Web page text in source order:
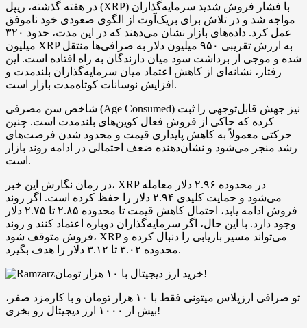
در هفته گذشته، ریپل (XRP) با فشار فروش شدید سرمایه‌گذاران
مواجه شد و در تلاش برای بریک‌آوت از الگوی صعودی خود ناموفق
عمل کرد. داده‌های بازار نشان می‌دهند که در این مدت، حدود ۳۲۰
میلیون XRP به ارزش تقریبی ۹۵۰ میلیون دلار به صرافی‌ها منتقل
شده و موجی از برداشت سود میان دارندگان به راه افتاده است. این
رفتار، نشانه‌ای از کاهش اعتماد میان سرمایه‌گذاران بلندمدت و
افزایش نوسانات کوتاه‌مدت بازار است.
شاخص سن مصرفی (Age Consumed) نیز جهش قابل‌توجهی را ثبت
کرده که حاکی از فروش فعال کوین‌های بلندمدت است. چنین
حرکتی معمولاً به کاهش پایداری قیمت و محدود شدن فرصت‌های
رشد منجر می‌شود و نشان‌دهنده ضعف احتمالی در ادامه روند بازار
است.
در زمان نگارش این خبر، XRP در محدوده ۲.۹۶ دلار معامله
می‌شود و حمایت کلیدی ۲.۹۴ دلار را حفظ کرده است. اگر روند
فروش ادامه یابد، احتمال کاهش قیمت تا محدوده ۲.۸۵ تا ۲.۷۵ دلار
وجود دارد. با این حال، اگر سرمایه‌گذاران دوباره اعتماد کنند و روند
فروش متوقف شود، XRP می‌تواند مسیر بازیابی را دنبال کرده و
محدوده ۳.۰۲ تا ۳.۱۲ دلار را هدف بگیرد.
خرید ارز دیجیتال با ۱۰ هزار تومان!
تو صرافی ارزپلاس میتونی فقط با ۱۰ هزار تومان و با کارمزد صفر،
بیش از ۱۰۰۰ ارز دیجیتال رو بخری!